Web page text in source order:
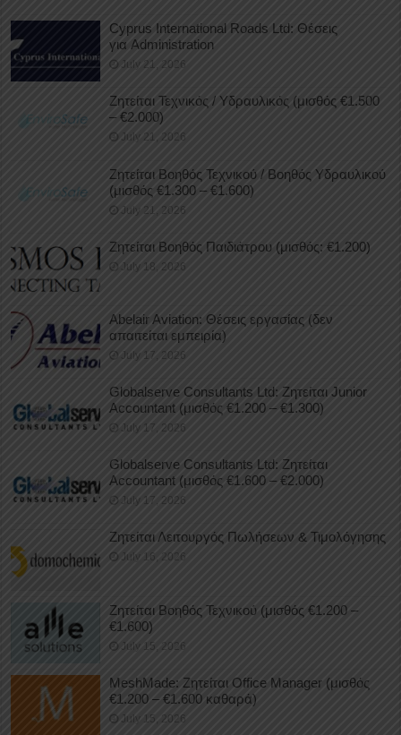
Cyprus International Roads Ltd: Θέσεις
για Administration
July 21, 2026
Ζητείται Τεχνικός / Υδραυλικός (μισθός €1.500
– €2.000)
July 21, 2026
Ζητείται Βοηθός Τεχνικού / Βοηθός Υδραυλικού
(μισθός €1.300 – €1.600)
July 21, 2026
Ζητείται Βοηθός Παιδιάτρου (μισθός: €1.200)
July 18, 2026
Abelair Aviation: Θέσεις εργασίας (δεν
απαιτείται εμπειρία)
July 17, 2026
Globalserve Consultants Ltd: Ζητείται Junior
Accountant (μισθός €1.200 – €1.300)
July 17, 2026
Globalserve Consultants Ltd: Ζητείται
Accountant (μισθός €1.600 – €2.000)
July 17, 2026
Ζητείται Λειτουργός Πωλήσεων & Τιμολόγησης
July 16, 2026
Ζητείται Βοηθός Τεχνικού (μισθός €1.200 –
€1.600)
July 15, 2026
MeshMade: Ζητείται Office Manager (μισθός
€1.200 – €1.600 καθαρά)
July 15, 2026